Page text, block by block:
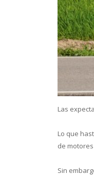
Las
Lo que
de
Sin